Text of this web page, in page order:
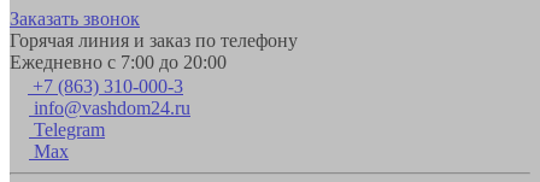
Заказать звонок
Горячая линия и заказ по телефону
Ежедневно с 7:00 до 20:00
+7 (863) 310-000-3
info@vashdom24.ru
Telegram
Max